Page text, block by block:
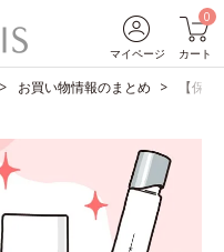
マイページ
0
カート
お買い物情報のまとめ 【保